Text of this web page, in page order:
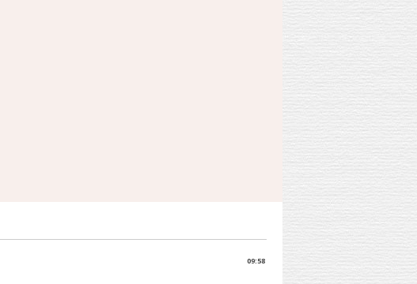
09:58